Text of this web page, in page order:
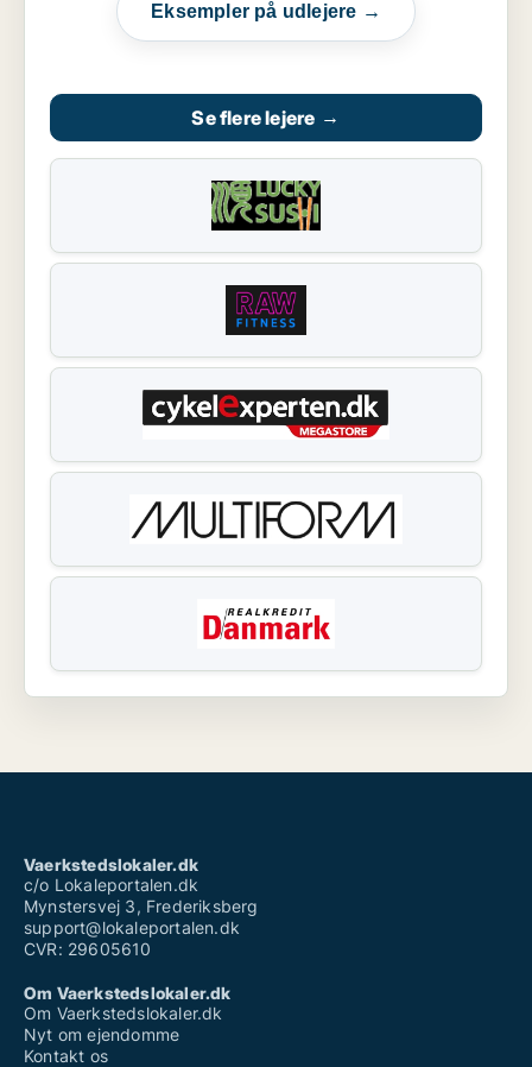
Eksempler på udlejere →
Se flere lejere →
Vaerkstedslokaler.dk
c/o Lokaleportalen.dk
Mynstersvej 3, Frederiksberg
support@lokaleportalen.dk
CVR: 29605610
Om Vaerkstedslokaler.dk
Om Vaerkstedslokaler.dk
Nyt om ejendomme
Kontakt os